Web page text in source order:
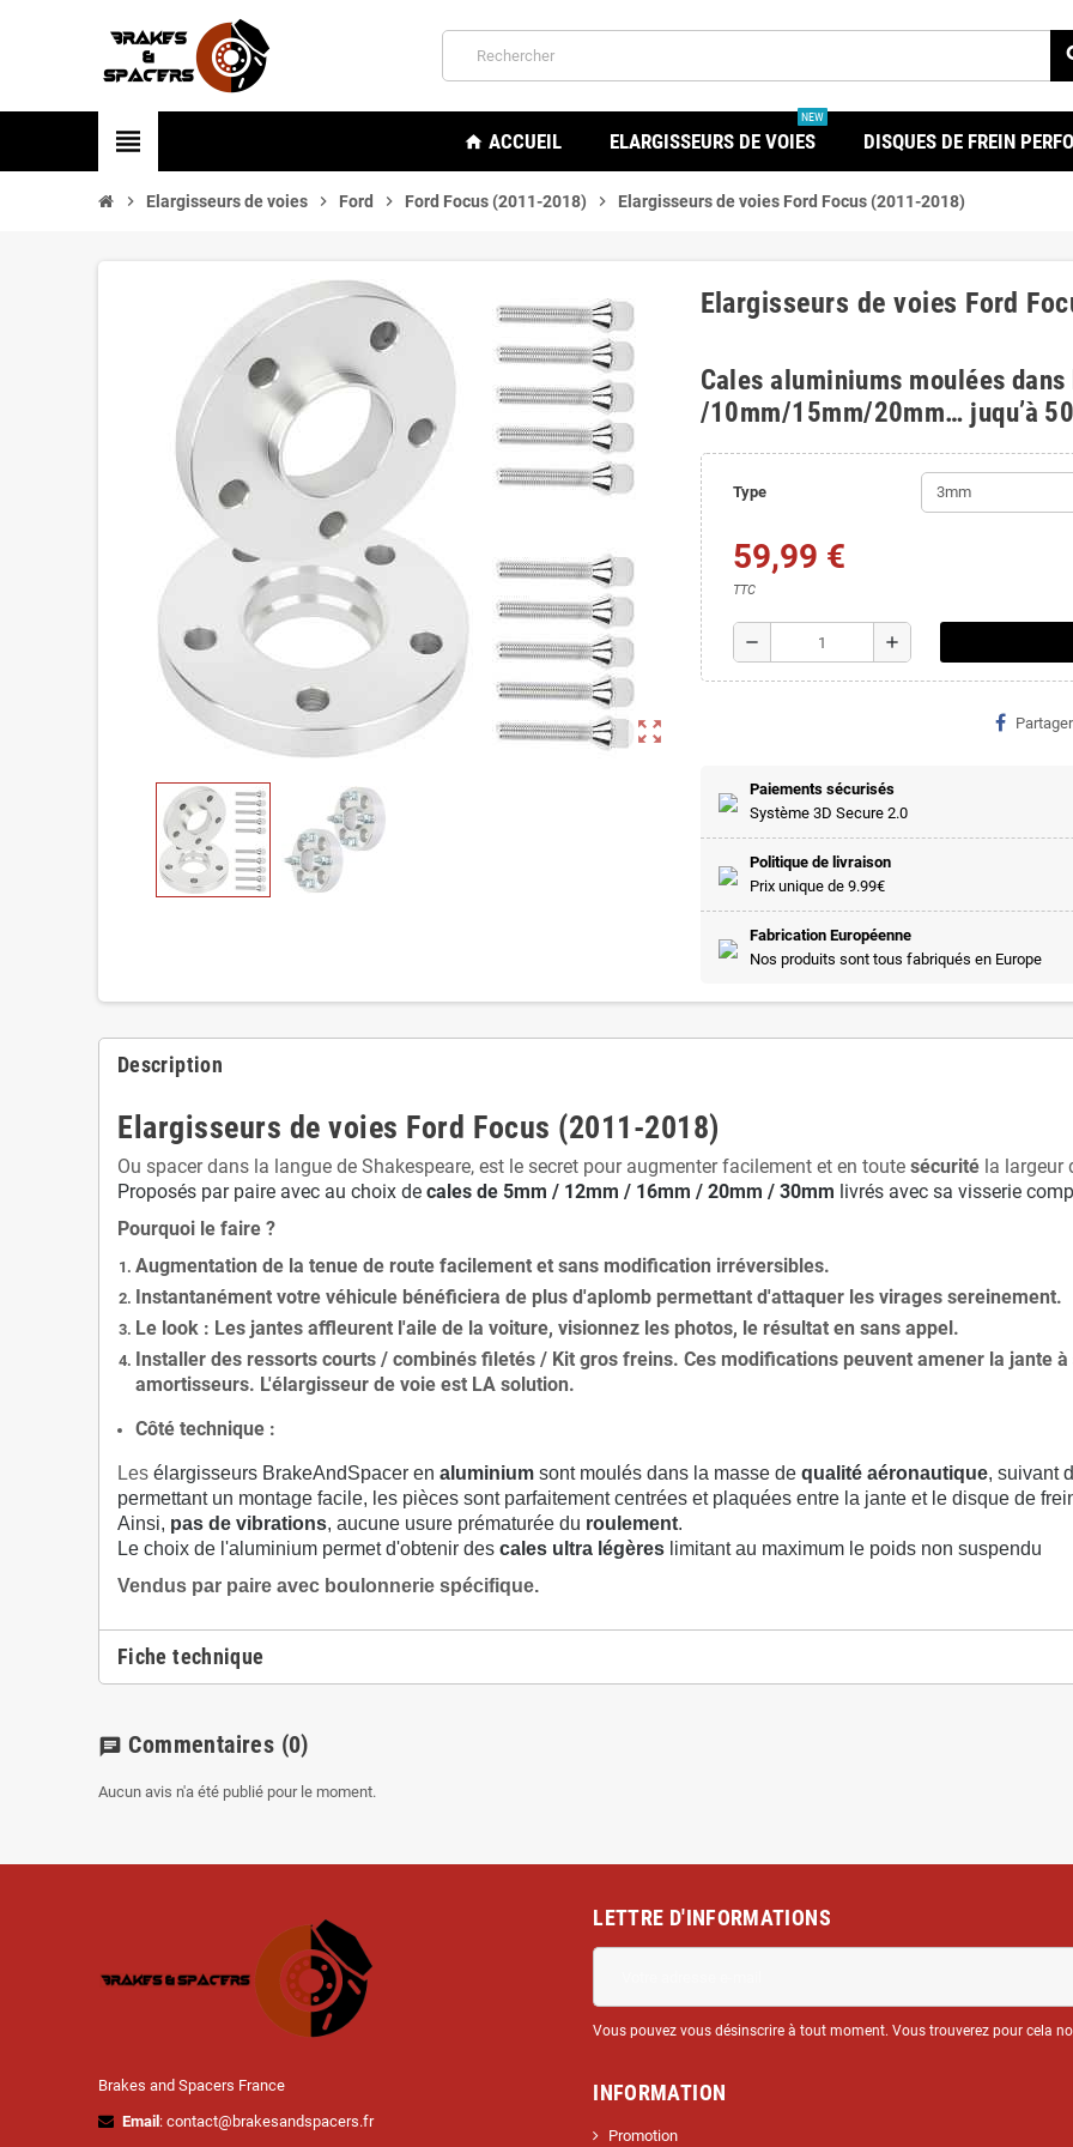
view_headline home ACCUEIL ELARGISSEURS DE VOIES
NEW
DISQUES DE FREIN
chevron_right Elargisseurs de voies chevron_right Ford chevron_right Ford Focus (2011-2018) chevron_right Elargisseurs de voies Ford Focus (2011-2018)
zoom_out_map
Elargisseurs de voies Ford
Cales aluminiums moulées
/10mm/15mm/20mm… juqu’à
Type
59,99 €
TTC
remove add
Partager
Paiements sécurisés
Système 3D Secure 2.0
Politique de livraison
Prix unique de 9.99€
Fabrication Européenne
Nos produits sont tous fabriqués en Europe
Description
Elargisseurs de voies Ford Focus (2011-2018)
Ou spacer dans la langue de Shakespeare, est le secret pour augmenter facilement et en toute sécurité la largeur
Proposés par paire avec au choix de cales de 5mm / 12mm / 16mm / 20mm / 30mm livrés avec sa visserie
Pourquoi le faire ?
Augmentation de la tenue de route facilement et sans modification irréversibles.
Instantanément votre véhicule bénéficiera de plus d'aplomb permettant d'attaquer les virages sereinement.
Le look : Les jantes affleurent l'aile de la voiture, visionnez les photos, le résultat en sans appel.
Installer des ressorts courts / combinés filetés / Kit gros freins. Ces modifications peuvent amener la jante
amortisseurs. L'élargisseur de voie est LA solution.
Côté technique :
Les élargisseurs BrakeAndSpacer en aluminium sont moulés dans la masse de qualité aéronautique, suivant
permettant un montage facile, les pièces sont parfaitement centrées et plaquées entre la jante et le disque de
Ainsi, pas de vibrations, aucune usure prématurée du roulement.
Le choix de l'aluminium permet d'obtenir des cales ultra légères limitant au maximum le poids non suspendu
Vendus par paire avec boulonnerie spécifique.
Fiche technique
chat Commentaires (0)
Aucun avis n'a été publié pour le moment.
Brakes and Spacers France
Email : contact@brakesandspacers.fr
LETTRE D'INFORMATIONS
Vous pouvez vous désinscrire à tout moment. Vous trouverez pour cela
INFORMATION
Promotion